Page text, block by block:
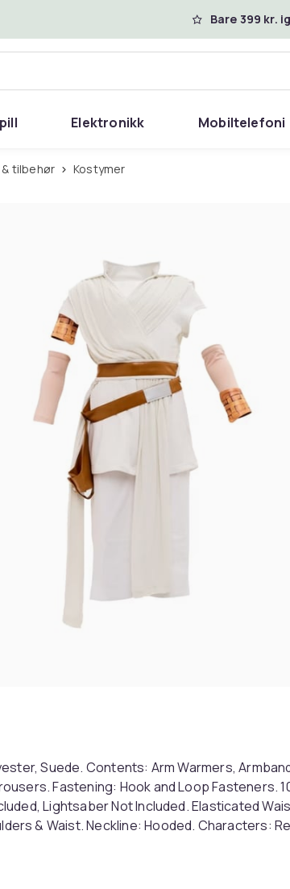
Bare 399 kr.
Elektronikk Mobiltelefoni
& tilbehør Kostymer
Suede. Contents: Arm Warmers,
Fastening: Hook and Loop Fasteners.
Lightsaber Not Included. Elasticated
& Waist. Neckline: Hooded. Characters: